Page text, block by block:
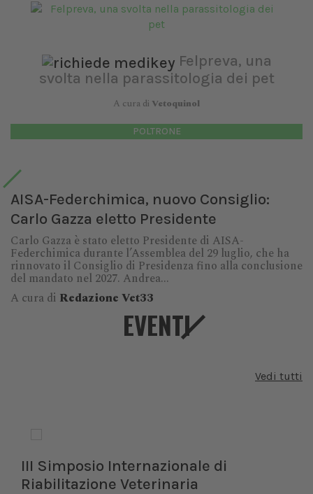
Felpreva, una
svolta nella parassitologia dei pet
A cura di Vetoquinol
POLTRONE
AISA-Federchimica, nuovo Consiglio:
Carlo Gazza eletto Presidente
Carlo Gazza è stato eletto Presidente di AISA-
Federchimica durante l’Assemblea del 29 luglio, che ha
rinnovato il Consiglio di Presidenza fino alla conclusione
del mandato nel 2027. Andrea...
A cura di Redazione Vet33
EVENTI
Vedi tutti
III Simposio Internazionale di
Riabilitazione Veterinaria